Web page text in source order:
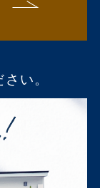
い。